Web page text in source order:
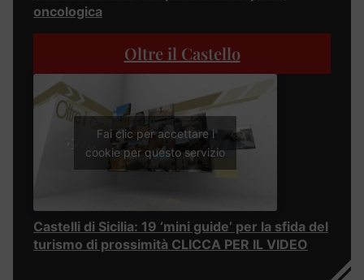
oncologica
Oltre il Castello
Fai clic per accettare i
cookie per questo servizio
Castelli di Sicilia: 19 ‘mini guide’ per la sfida del
turismo di prossimità CLICCA PER IL VIDEO